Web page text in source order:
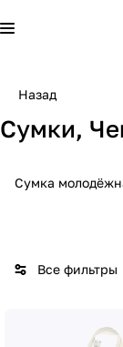
Назад
Сумки,
Сумка
Все фильтры